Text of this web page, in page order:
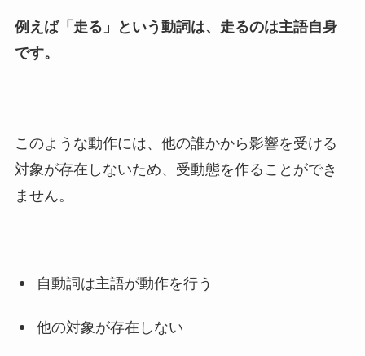
例えば「 走る 」という動詞は、走るのは主語自身
です。
このような動作には、他の誰かから影響を受ける
対象が存在しないため、受動態を作ることができ
ません。
自動詞は主語が動作を行う
他の対象が存在しない